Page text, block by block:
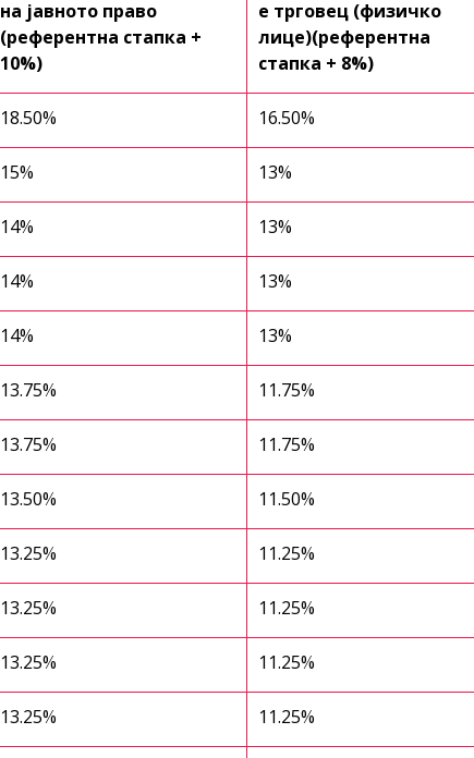
на јавното право
(референтна стапка +
10%)
е трговец (физичко
лице)(референтна
стапка + 8%)
18.50% 16.50%
15% 13%
14% 13%
14% 13%
14% 13%
13.75% 11.75%
13.75% 11.75%
13.50% 11.50%
13.25% 11.25%
13.25% 11.25%
13.25% 11.25%
13.25% 11.25%